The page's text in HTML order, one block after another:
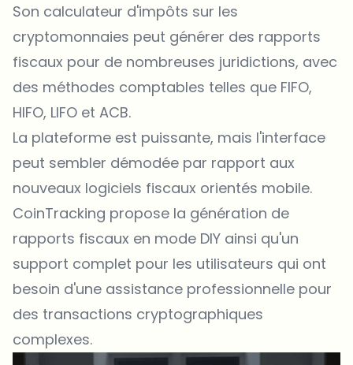
Son calculateur d'impôts sur les
cryptomonnaies peut générer des rapports
fiscaux pour de nombreuses juridictions, avec
des méthodes comptables telles que FIFO,
HIFO, LIFO et ACB.
La plateforme est puissante, mais l'interface
peut sembler démodée par rapport aux
nouveaux logiciels fiscaux orientés mobile.
CoinTracking propose la génération de
rapports fiscaux en mode DIY ainsi qu'un
support complet pour les utilisateurs qui ont
besoin d'une assistance professionnelle pour
des transactions cryptographiques
complexes.